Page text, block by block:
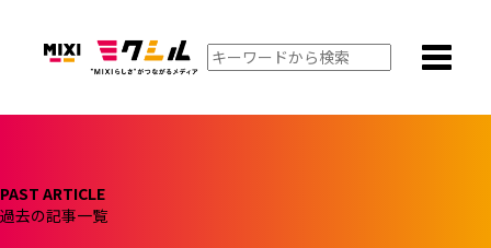
PAST ARTICLE
過去の記事一覧